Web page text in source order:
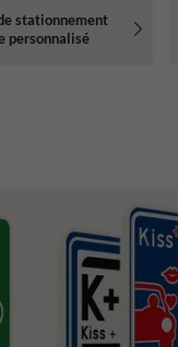
stationnement
personnalisé